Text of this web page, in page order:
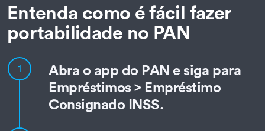
Entenda como é fácil fazer
portabilidade no PAN
1
Abra o app do PAN e siga para
Empréstimos > Empréstimo
Consignado INSS.